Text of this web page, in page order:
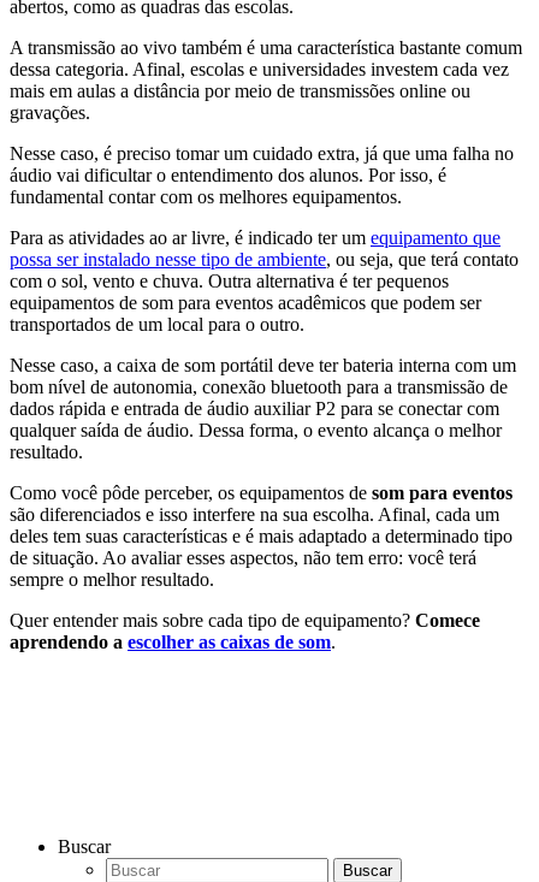
abertos, como as quadras das escolas.
A transmissão ao vivo também é uma característica bastante comum
dessa categoria. Afinal, escolas e universidades investem cada vez
mais em aulas a distância por meio de transmissões online ou
gravações.
Nesse caso, é preciso tomar um cuidado extra, já que uma falha no
áudio vai dificultar o entendimento dos alunos. Por isso, é
fundamental contar com os melhores equipamentos.
Para as atividades ao ar livre, é indicado ter um equipamento que
possa ser instalado nesse tipo de ambiente, ou seja, que terá contato
com o sol, vento e chuva. Outra alternativa é ter pequenos
equipamentos de som para eventos acadêmicos que podem ser
transportados de um local para o outro.
Nesse caso, a caixa de som portátil deve ter bateria interna com um
bom nível de autonomia, conexão bluetooth para a transmissão de
dados rápida e entrada de áudio auxiliar P2 para se conectar com
qualquer saída de áudio. Dessa forma, o evento alcança o melhor
resultado.
Como você pôde perceber, os equipamentos de som para eventos
são diferenciados e isso interfere na sua escolha. Afinal, cada um
deles tem suas características e é mais adaptado a determinado tipo
de situação. Ao avaliar esses aspectos, não tem erro: você terá
sempre o melhor resultado.
Quer entender mais sobre cada tipo de equipamento? Comece
aprendendo a escolher as caixas de som.
Buscar